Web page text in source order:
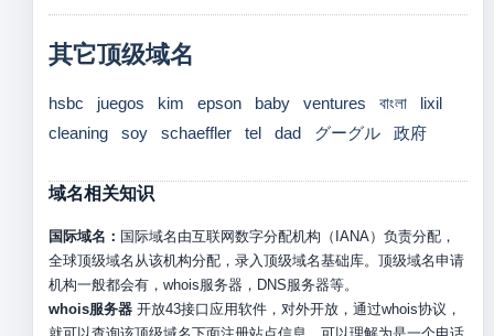
其它顶级域名
hsbc juegos kim epson baby ventures বাংলা
lixil
cleaning
soy schaeffler tel dad グーグル 政府
域名相关知识
国际域名： 国际域名由互联网数字分配机构（IANA）负责分配，
全球顶级域名从该机构分配，录入顶级域名基础库。顶级域名申请
机构一般都会有，whois服务器，DNS服务器等。
whois服务器开放43接口应用软件，对外开放，通过whois协议，